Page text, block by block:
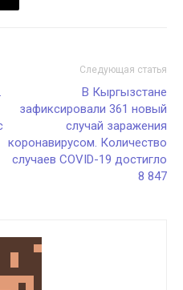
Следующая статья
В Кыргызстане
зафиксировали 361 новый
случай заражения
коронавирусом. Количество
случаев COVID-19 достигло
8 847